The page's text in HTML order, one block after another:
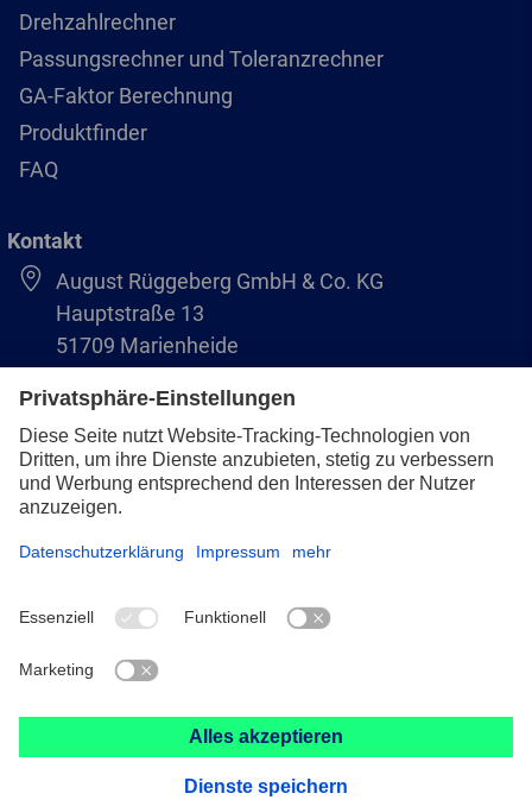
Drehzahlrechner
Passungsrechner und Toleranzrechner
GA-Faktor Berechnung
Produktfinder
FAQ
Kontakt
August Rüggeberg GmbH & Co. KG
Hauptstraße 13
51709 Marienheide
+49 2264 9-0
info@pferd.com
+49 2264 9-400
Datenschutz
AVB
© 2026 August Rüggeberg GmbH & Co. KG